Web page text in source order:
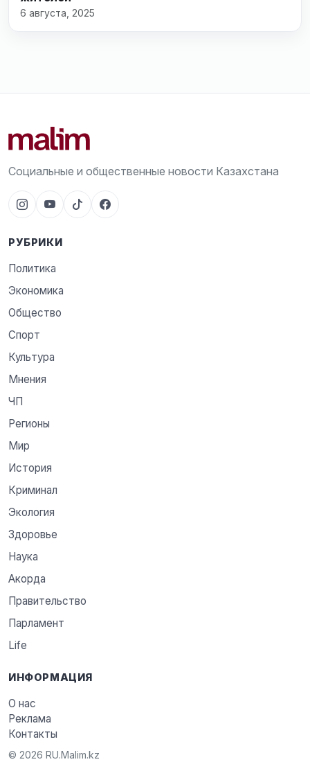
6 августа, 2025
Социальные и общественные новости Казахстана
РУБРИКИ
Политика
Экономика
Общество
Спорт
Культура
Мнения
ЧП
Регионы
Мир
История
Криминал
Экология
Здоровье
Наука
Акорда
Правительство
Парламент
Life
ИНФОРМАЦИЯ
О нас
Реклама
Контакты
© 2026 RU.Malim.kz